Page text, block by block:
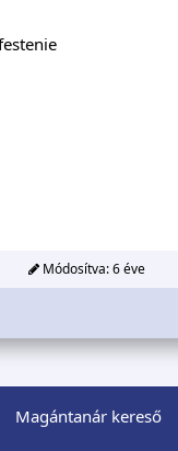
Módosítva:6 éve
Magántanár kereső